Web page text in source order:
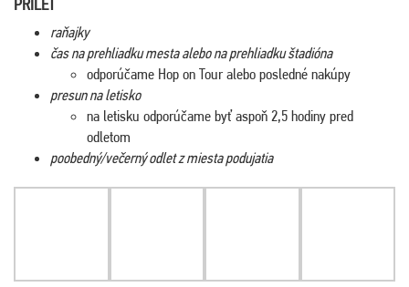
raňajky
čas na prehliadku mesta alebo na prehliadku štadióna
odporúčame Hop on Tour alebo posledné nakúpy
presun na letisko
na letisku odporúčame byť aspoň 2,5 hodiny pred
odletom
poobedný/večerný odlet z miesta podujatia